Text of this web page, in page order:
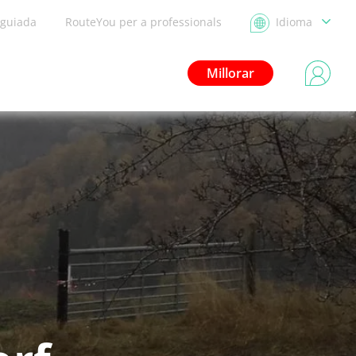
RouteYou per a professionals Idioma
Millorar